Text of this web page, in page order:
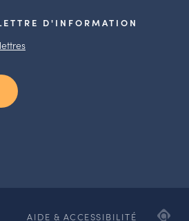
D'INFORMATION
AIDE & ACCESSIBILITÉ